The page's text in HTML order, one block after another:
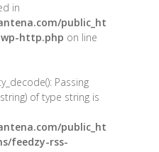
in
public_ht
http.php on line
Passing
of type string is
public_ht
feedzy-rss-